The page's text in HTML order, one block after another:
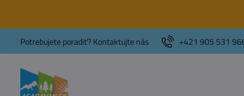
Potrebujete poradiť? Kontaktujte nás
+421 905 531